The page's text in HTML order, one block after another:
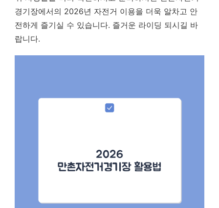
경기장에서의 2026년 자전거 이용을 더욱 알차고 안
전하게 즐기실 수 있습니다. 즐거운 라이딩 되시길 바
랍니다.